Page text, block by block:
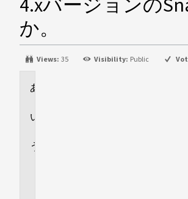
か。
Views: 35 Visibility: Public